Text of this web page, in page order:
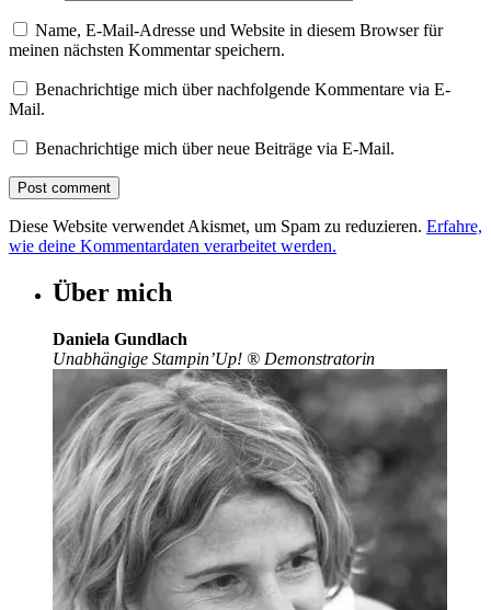
Name, E-Mail-Adresse und Website in diesem Browser für
meinen nächsten Kommentar speichern.
Benachrichtige mich über nachfolgende Kommentare via E-
Mail.
Benachrichtige mich über neue Beiträge via E-Mail.
Diese Website verwendet Akismet, um Spam zu reduzieren. Erfahre,
wie deine Kommentardaten verarbeitet werden.
Über mich
Daniela Gundlach
Unabhängige Stampin’Up! ® Demonstratorin